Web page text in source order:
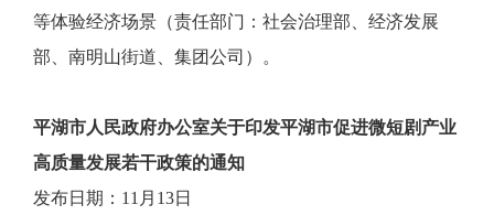
等体验经济场景（责任部门：社会治理部、经济发展
部、南明山街道、集团公司）。
平湖市人民政府办公室关于印发平湖市促进微短剧产业
高质量发展若干政策的通知
发布日期：11月13日